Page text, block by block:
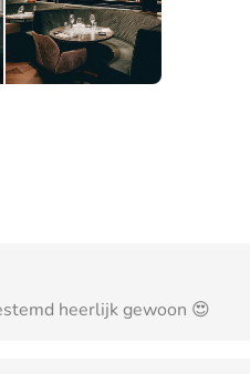
heerlijk gewoon 😍